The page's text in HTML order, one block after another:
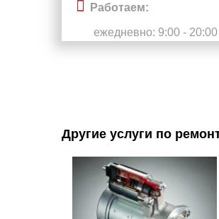
Работаем:
ежедневно: 9:00 - 20:00
Другие услуги по